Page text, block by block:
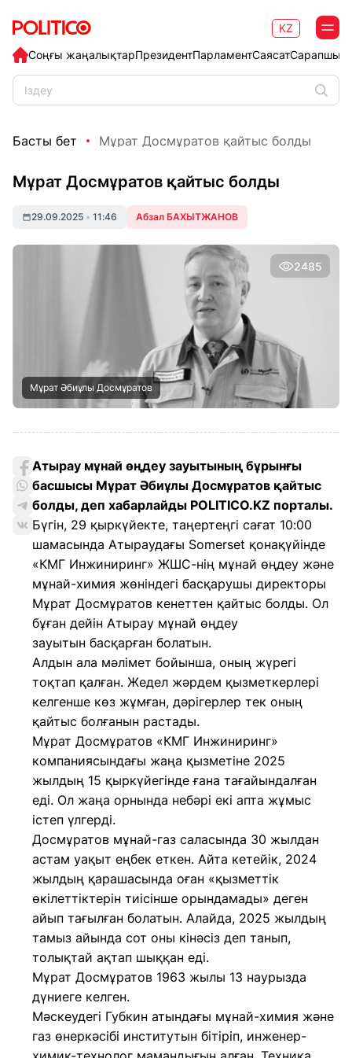
Соңғы жаңалықтарПрезидентПарламентСаясат
KZ
Басты бет Мұрат Досмұратов қайтыс болды
Мұрат Досмұратов қайтыс болды
29.09.2025 • 11:46 Абзал БАХЫТЖАНОВ
2485
Мұрат Әбиұлы Досмұратов
Атырау мұнай өңдеу зауытының бұрынғы
басшысы Мұрат Әбиұлы Досмұратов қайтыс
болды, деп хабарлайды POLITICO.KZ порталы.
Бүгін, 29 қыркүйекте, таңертеңгі сағат 10:00
шамасында Атыраудағы Somerset қонақүйінде
«КМГ Инжиниринг» ЖШС-нің мұнай өңдеу және
мұнай-химия жөніндегі басқарушы директоры
Мұрат Досмұратов кенеттен қайтыс болды. Ол
бұған дейін Атырау мұнай өңдеу
зауытын басқарған болатын.
Алдын ала мәлімет бойынша, оның жүрегі
тоқтап қалған. Жедел жәрдем қызметкерлері
келгенше көз жұмған, дәрігерлер тек оның
қайтыс болғанын растады.
Мұрат Досмұратов «КМГ Инжиниринг»
компаниясындағы жаңа қызметіне 2025
жылдың 15 қыркүйегінде ғана тағайындалған
еді. Ол жаңа орнында небәрі екі апта жұмыс
істеп үлгерді.
Досмұратов мұнай-газ саласында 30 жылдан
астам уақыт еңбек еткен. Айта кетейік, 2024
жылдың қарашасында оған «қызметтік
өкілеттіктерін тиісінше орындамады» деген
айып тағылған болатын. Алайда, 2025 жылдың
тамыз айында сот оны кінәсіз деп танып,
толықтай ақтап шыққан еді.
Мұрат Досмұратов 1963 жылы 13 наурызда
дүниеге келген.
Мәскеудегі Губкин атындағы мұнай-химия және
газ өнеркәсібі институтын бітіріп, инженер-